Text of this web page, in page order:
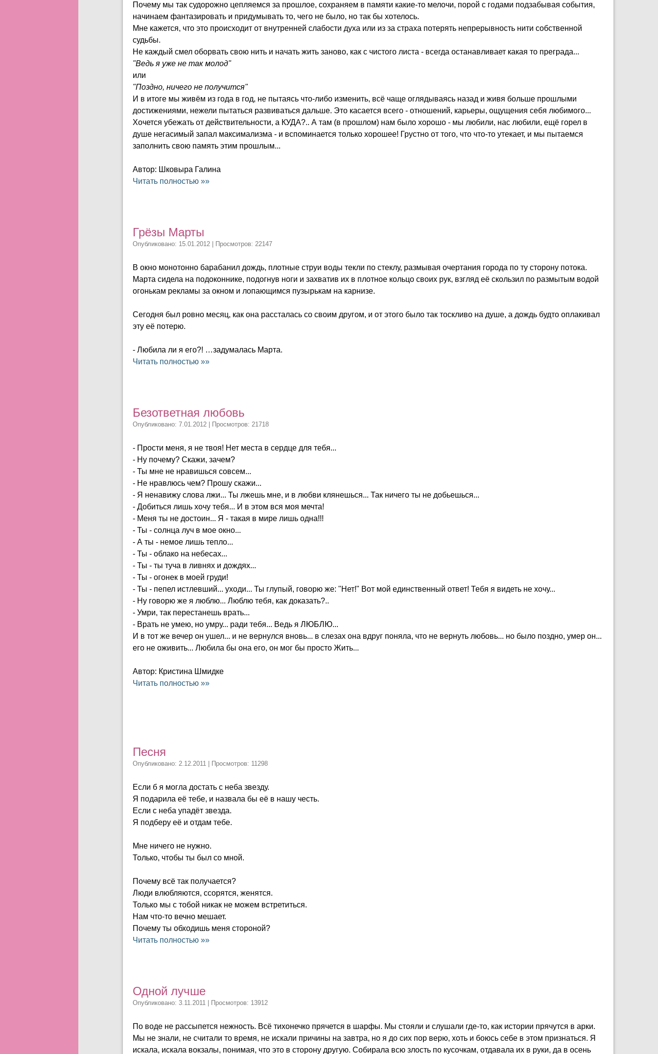
Почему мы так судорожно цепляемся за прошлое, сохраняем в памяти какие-то мелочи, порой с годами подзабывая события,
начинаем фантазировать и придумывать то, чего не было, но так бы хотелось.
Мне кажется, что это происходит от внутренней слабости духа или из за страха потерять непрерывность нити собственной
судьбы.
Не каждый смел оборвать свою нить и начать жить заново, как с чистого листа - всегда останавливает какая то преграда...
"Ведь я уже не так молод"
или
"Поздно, ничего не получится"
И в итоге мы живём из года в год, не пытаясь что-либо изменить, всё чаще оглядываясь назад и живя больше прошлыми
достижениями, нежели пытаться развиваться дальше. Это касается всего - отношений, карьеры, ощущения себя любимого...
Хочется убежать от действительности, а КУДА?.. А там (в прошлом) нам было хорошо - мы любили, нас любили, ещё горел в
душе негасимый запал максимализма - и вспоминается только хорошее! Грустно от того, что что-то утекает, и мы пытаемся
заполнить свою память этим прошлым...
Автор: Шковыра Галина
Читать полностью »»
Грёзы Марты
Опубликовано: 15.01.2012 | Просмотров: 22147
В окно монотонно барабанил дождь, плотные струи воды текли по стеклу, размывая очертания города по ту сторону потока.
Марта сидела на подоконнике, подогнув ноги и захватив их в плотное кольцо своих рук, взгляд её скользил по размытым водой
огонькам рекламы за окном и лопающимся пузырькам на карнизе.
Сегодня был ровно месяц, как она рассталась со своим другом, и от этого было так тоскливо на душе, а дождь будто оплакивал
эту её потерю.
- Любила ли я его?! …задумалась Марта.
Читать полностью »»
Безответная любовь
Опубликовано: 7.01.2012 | Просмотров: 21718
- Прости меня, я не твоя! Нет места в сердце для тебя...
- Ну почему? Скажи, зачем?
- Ты мне не нравишься совсем...
- Не нравлюсь чем? Прошу скажи...
- Я ненавижу слова лжи... Ты лжешь мне, и в любви клянешься... Так ничего ты не добьешься...
- Добиться лишь хочу тебя... И в этом вся моя мечта!
- Меня ты не достоин... Я - такая в мире лишь одна!!!
- Ты - солнца луч в мое окно...
- А ты - немое лишь тепло...
- Ты - облако на небесах...
- Ты - ты туча в ливнях и дождях...
- Ты - огонек в моей груди!
- Ты - пепел истлевший... уходи... Ты глупый, говорю же: "Нет!" Вот мой единственный ответ! Тебя я видеть не хочу...
- Ну говорю же я люблю... Люблю тебя, как доказать?..
- Умри, так перестанешь врать...
- Врать не умею, но умру... ради тебя... Ведь я ЛЮБЛЮ...
И в тот же вечер он ушел... и не вернулся вновь... в слезах она вдруг поняла, что не вернуть любовь... но было поздно, умер он...
его не оживить... Любила бы она его, он мог бы просто Жить...
Автор: Кристина Шмидке
Читать полностью »»
Песня
Опубликовано: 2.12.2011 | Просмотров: 11298
Если б я могла достать с неба звезду.
Я подарила её тебе, и назвала бы её в нашу честь.
Если с неба упадёт звезда.
Я подберу её и отдам тебе.
Мне ничего не нужно.
Только, чтобы ты был со мной.
Почему всё так получается?
Люди влюбляются, ссорятся, женятся.
Только мы с тобой никак не можем встретиться.
Нам что-то вечно мешает.
Почему ты обходишь меня стороной?
Читать полностью »»
Одной лучше
Опубликовано: 3.11.2011 | Просмотров: 13912
По воде не рассыпется нежность. Всё тихонечко прячется в шарфы. Мы стояли и слушали где-то, как истории прячутся в арки.
Мы не знали, не считали то время, не искали причины на завтра, но я до сих пор верю, хоть и боюсь себе в этом признаться. Я
искала, искала вокзалы, понимая, что это в сторону другую. Собирала всю злость по кусочкам, отдавала их в руки, да в осень